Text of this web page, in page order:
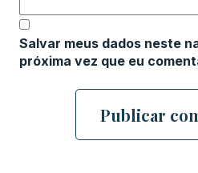
Salvar meus dados neste
próxima vez que eu